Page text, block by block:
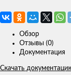
Обзор
Отзывы (0)
Документация
Скачать